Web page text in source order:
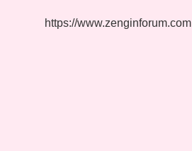
https://www.zenginforum.com